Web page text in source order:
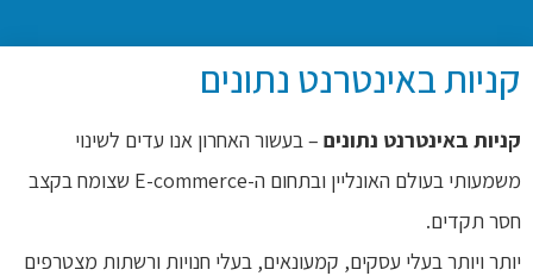
קניות באינטרנט נתונים
קניות באינטרנט נתונים – בעשור האחרון אנו עדים לשינוי
משמעותי בעולם האונליין ובתחום ה-E-commerce שצומח בקצב
חסר תקדים.
יותר ויותר בעלי עסקים, קמעונאים, בעלי חנויות ורשתות מצטרפים